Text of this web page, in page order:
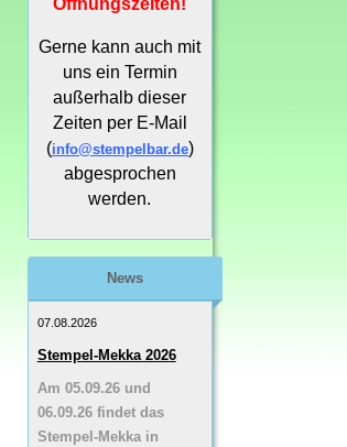
Öffnungszeiten!
Gerne kann auch mit
uns ein Termin
außerhalb dieser
Zeiten per E-Mail
(info@stempelbar.de)
abgesprochen
werden.
News
07.08.2026
Stempel-Mekka 2026
Am 05.09.26 und
06.09.26 findet das
Stempel-Mekka in